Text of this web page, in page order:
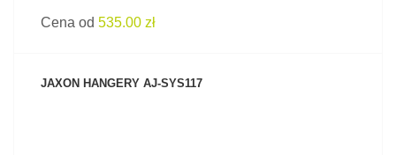
Cena od 535.00 zł
JAXON HANGERY AJ-SYS117